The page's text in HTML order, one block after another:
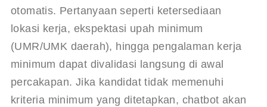
otomatis. Pertanyaan seperti ketersediaan
lokasi kerja, ekspektasi upah minimum
(UMR/UMK daerah), hingga pengalaman kerja
minimum dapat divalidasi langsung di awal
percakapan. Jika kandidat tidak memenuhi
kriteria minimum yang ditetapkan, chatbot akan